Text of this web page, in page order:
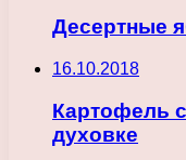
Десертные
16.10.2018
Картофель
духовке